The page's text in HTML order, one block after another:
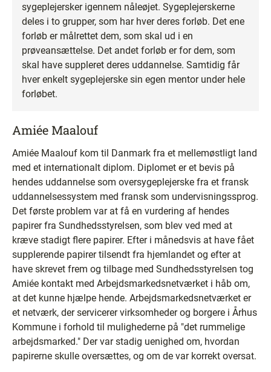
sygeplejersker igennem nåleøjet. Sygeplejerskerne
deles i to grupper, som har hver deres forløb. Det ene
forløb er målrettet dem, som skal ud i en
prøveansættelse. Det andet forløb er for dem, som
skal have suppleret deres uddannelse. Samtidig får
hver enkelt sygeplejerske sin egen mentor under hele
forløbet.
Amiée Maalouf
Amiée Maalouf kom til Danmark fra et mellemøstligt land
med et internationalt diplom. Diplomet er et bevis på
hendes uddannelse som oversygeplejerske fra et fransk
uddannelsessystem med fransk som undervisningssprog.
Det første problem var at få en vurdering af hendes
papirer fra Sundhedsstyrelsen, som blev ved med at
kræve stadigt flere papirer. Efter i månedsvis at have fået
supplerende papirer tilsendt fra hjemlandet og efter at
have skrevet frem og tilbage med Sundhedsstyrelsen tog
Amiée kontakt med Arbejdsmarkedsnetværket i håb om,
at det kunne hjælpe hende. Arbejdsmarkedsnetværket er
et netværk, der servicerer virksomheder og borgere i Århus
Kommune i forhold til mulighederne på "det rummelige
arbejdsmarked." Der var stadig uenighed om, hvordan
papirerne skulle oversættes, og om de var korrekt oversat.